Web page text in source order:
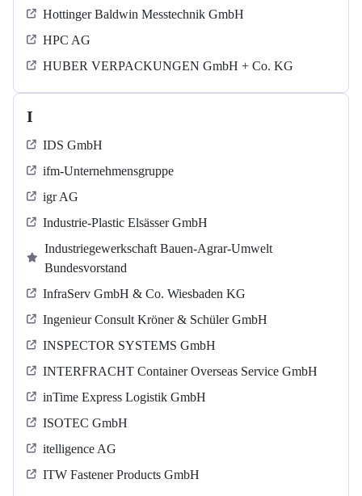
Hottinger Baldwin Messtechnik GmbH
HPC AG
HUBER VERPACKUNGEN GmbH + Co. KG
I
IDS GmbH
ifm-Unternehmensgruppe
igr AG
Industrie-Plastic Elsässer GmbH
Industriegewerkschaft Bauen-Agrar-Umwelt
Bundesvorstand
InfraServ GmbH & Co. Wiesbaden KG
Ingenieur Consult Kröner & Schüler GmbH
INSPECTOR SYSTEMS GmbH
INTERFRACHT Container Overseas Service GmbH
inTime Express Logistik GmbH
ISOTEC GmbH
itelligence AG
ITW Fastener Products GmbH